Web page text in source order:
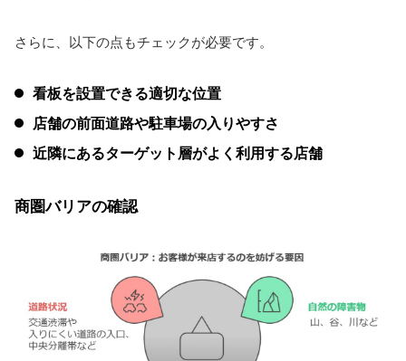
さらに、以下の点もチェックが必要です。
看板を設置できる適切な位置
店舗の前面道路や駐車場の入りやすさ
近隣にあるターゲット層がよく利用する店舗
商圏バリアの確認